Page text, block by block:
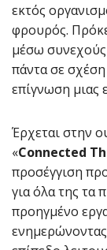
εκτός
φρουρός.
μέσω
πάντα σε
επίγνωση μιας
Έρχεται στην
«Connected
προσέγγιση
για όλα της τα
προηγμένο
ενημερώνοντας